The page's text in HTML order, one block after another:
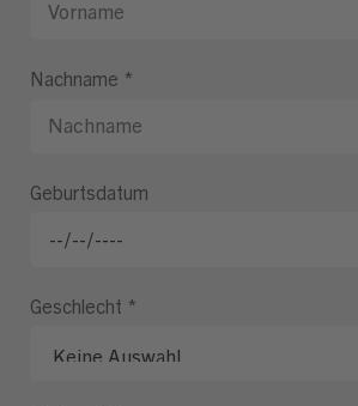
Nachname *
Geburtsdatum
Geschlecht *